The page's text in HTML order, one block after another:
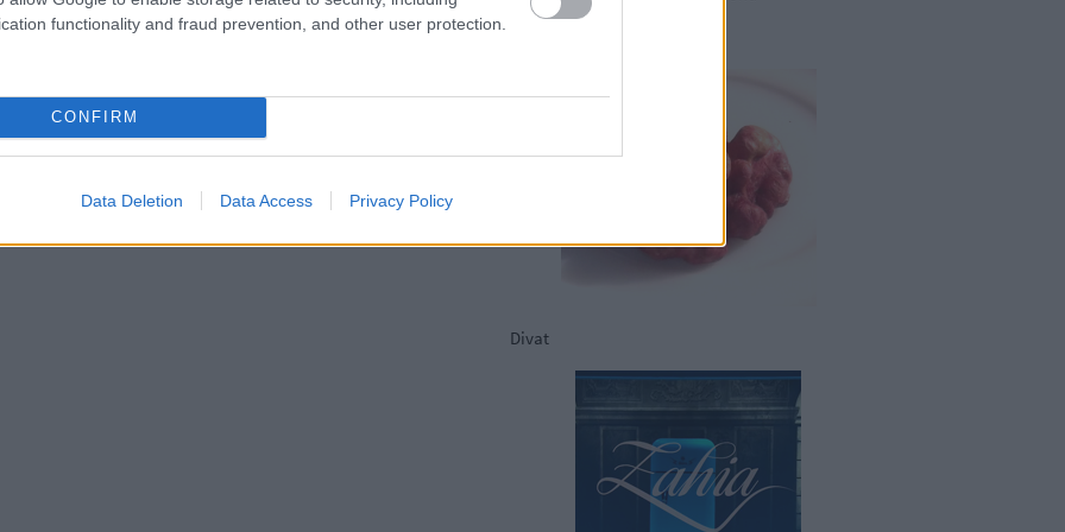
functionality and fraud prevention, and other user protection.
CONFIRM
Data Deletion Data Access Privacy Policy
Divat